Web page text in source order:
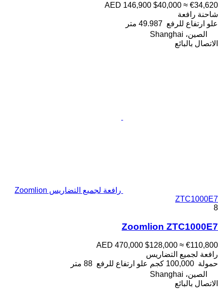
AED 146,900 $40,000 ≈ €34,620
شاحنة رافعة
علو ارتفاع للرفع 49.987 متر
الصين، Shanghai
الاتصال بالبائع
رافعة لجميع التضاريس Zoomlion
ZTC1000E7
8
Zoomlion ZTC1000E7
AED 470,000 $128,000 ≈ €110,800
رافعة لجميع التضاريس
حمولة 100,000 كجم علو ارتفاع للرفع 88 متر
الصين، Shanghai
الاتصال بالبائع